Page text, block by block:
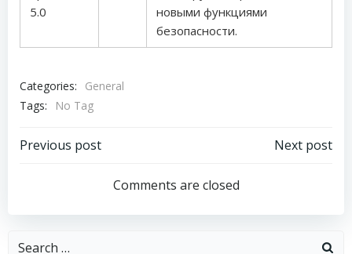
5.0
новыми функциями
безопасности.
Categories:
General
Tags:
No Tag
Post
navigation
Previous post
navigation
Next post
Comments are closed
Search